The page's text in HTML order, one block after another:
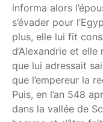
informa alors
s’évader pour
plus, elle lui fit
d’Alexandrie et
que lui adressait
que l’empereur la
Puis, en l’an 548
dans la vallée de